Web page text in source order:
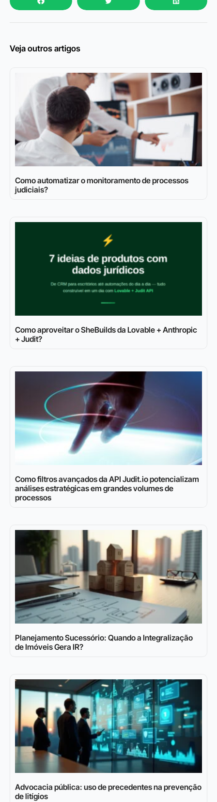
Veja outros artigos
Como automatizar o monitoramento de processos
judiciais?
Como aproveitar o SheBuilds da Lovable + Anthropic
+ Judit?
Como filtros avançados da API Judit.io potencializam
análises estratégicas em grandes volumes de
processos
Planejamento Sucessório: Quando a Integralização
de Imóveis Gera IR?
Advocacia pública: uso de precedentes na prevenção
de litígios